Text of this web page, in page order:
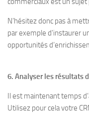
N’hésitez donc pas à
par exemple d’instaurer
opportunités
6. Analyser les résultats
Il est maintenant temps
Utilisez pour cela votre